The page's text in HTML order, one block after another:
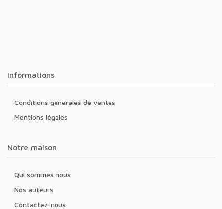
Informations
Conditions générales de ventes
Mentions légales
Notre maison
Qui sommes nous
Nos auteurs
Contactez-nous